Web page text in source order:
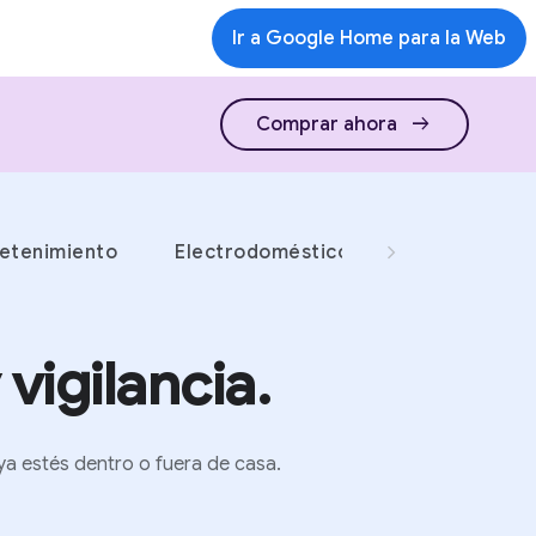
Comprar ahora arrow_right_alt
Ir a Google Home para la Web
Electrodomésticos y más
estés dentro o fuera de casa.